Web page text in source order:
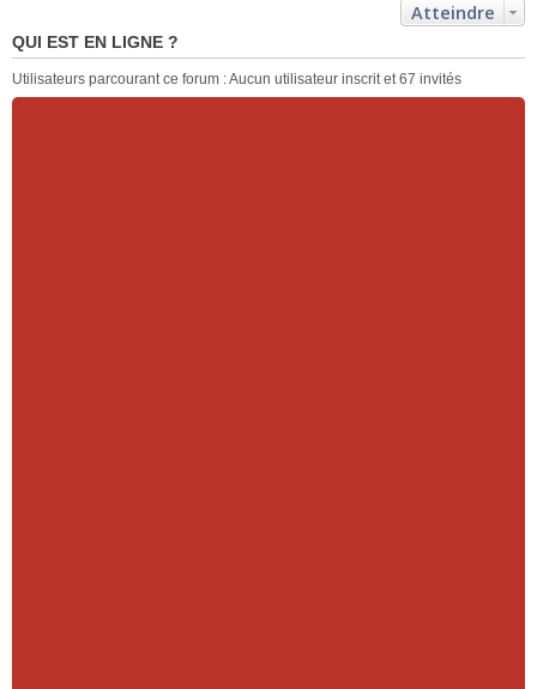
Atteindre
QUI EST EN LIGNE ?
Utilisateurs parcourant ce forum : Aucun utilisateur inscrit et 67 invités